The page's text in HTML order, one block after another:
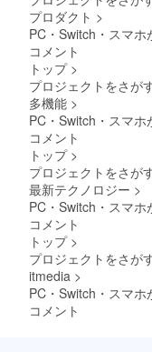
プロダクト >
PC・Switch・スマホ
コメント
トップ >
プロジェクトをさが
多機能 >
PC・Switch・スマホ
コメント
トップ >
プロジェクトをさが
最新テクノロジー >
PC・Switch・スマホ
コメント
トップ >
プロジェクトをさが
itmedia >
PC・Switch・スマホ
コメント